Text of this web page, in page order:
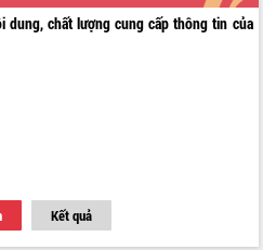
dung, chất lượng cung cấp thông tin của
Kết quả